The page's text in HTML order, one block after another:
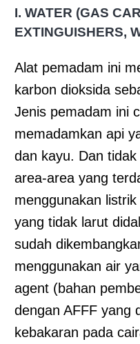
I. WATER (GAS
EXTINGUISHERS,
Alat pemadam ini
karbon dioksida
Jenis pemadam ini
memadamkan api
dan kayu. Dan
area-area yang
menggunakan
yang tidak larut
sudah
menggunakan air
agent (bahan
dengan AFFF yang
kebakaran pada